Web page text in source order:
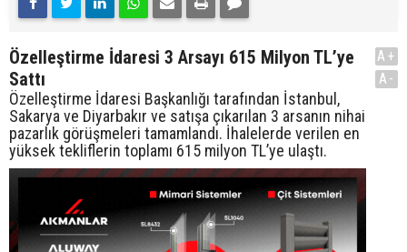
Özelleştirme İdaresi 3 Arsayı 615 Milyon TL’ye
Sattı
Özelleştirme İdaresi Başkanlığı tarafından İstanbul,
Sakarya ve Diyarbakır ve satışa çıkarılan 3 arsanın nihai
pazarlık görüşmeleri tamamlandı. İhalelerde verilen en
yüksek tekliflerin toplamı 615 milyon TL’ye ulaştı.
A+
A-